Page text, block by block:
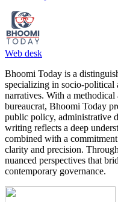
Web desk
Bhoomi Today is a
specializing in socio-political
narratives. With a methodical
bureaucrat, Bhoomi Today
public policy, administrative
writing reflects a deep
combined with a
clarity and precision.
nuanced perspectives that
contemporary governance.